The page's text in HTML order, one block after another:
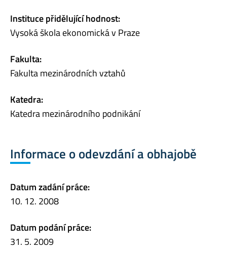
Instituce přidělující hodnost:
Vysoká škola ekonomická v Praze
Fakulta:
Fakulta mezinárodních vztahů
Katedra:
Katedra mezinárodního podnikání
Informace o odevzdání a obhajobě
Datum zadání práce:
10. 12. 2008
Datum podání práce:
31. 5. 2009